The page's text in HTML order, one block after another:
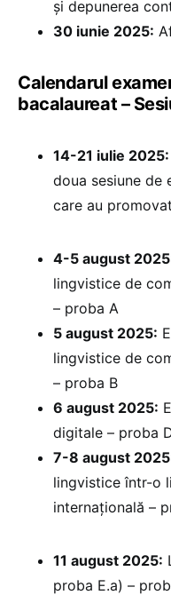
și depunerea
30 iunie 2025:
Calendarul
bacalaureat –
14-21 iulie 2025:
doua sesiune de
care au
4-5 august
lingvistice de
– proba A
5 august 2025:
lingvistice de
– proba B
6 august 2025:
digitale – proba
7-8 august
lingvistice într-o
internațională –
11 august 2025:
proba E.a) –